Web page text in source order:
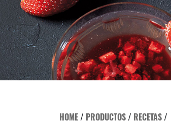
HOME/ PRODUCTOS/ RECETAS/